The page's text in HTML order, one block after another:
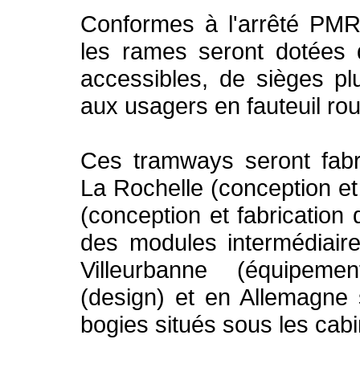
Conformes à l'arrêté
les rames seront dotées
accessibles, de sièges
aux usagers en fauteuil
Ces tramways seront
La Rochelle (conception
(conception et fabrication
des modules
Villeurbanne
(design) et en
bogies situés sous les